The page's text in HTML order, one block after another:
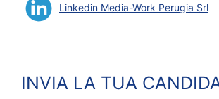
Linkedin Media-Work Perugia Srl
INVIA LA TUA